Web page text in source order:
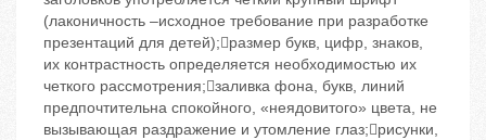
(лаконичность –исходное требование при разработке
презентаций для детей);размер букв, цифр, знаков,
их контрастность определяется необходимостью их
четкого рассмотрения;заливка фона, букв, линий
предпочтительна спокойного, «неядовитого» цвета, не
вызывающая раздражение и утомление глаз;рисунки,